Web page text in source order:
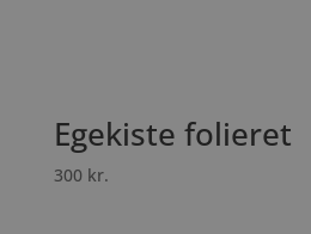
Egekiste folieret
300 kr.